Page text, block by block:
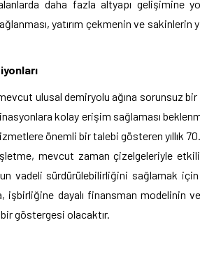
daha fazla altyapı gelişimine
yatırım çekmenin ve
ulusal demiryolu ağına sorunsuz
kolay erişim sağlaması
önemli bir talebi gösteren yıllık
mevcut zaman çizelgeleriyle
vadeli sürdürülebilirliğini sağlamak için
işbirliğine dayalı finansman modelinin
göstergesi olacaktır.